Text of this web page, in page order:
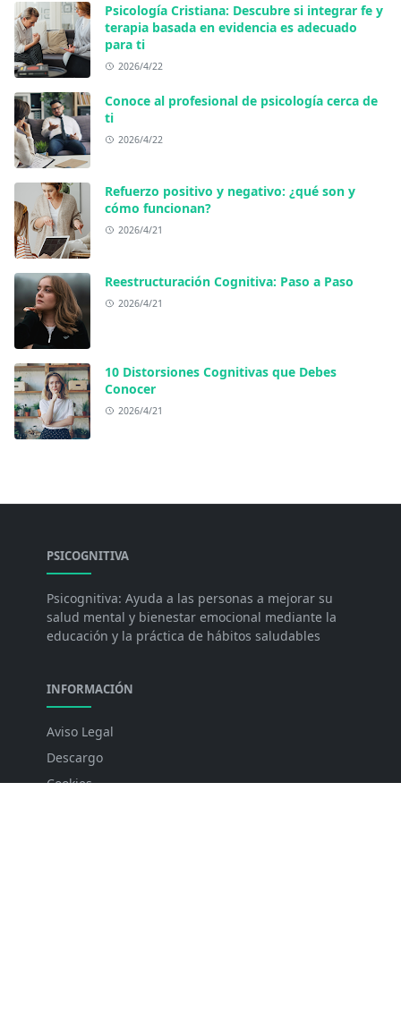
Psicología Cristiana: Descubre si integrar fe y
terapia basada en evidencia es adecuado
para ti
2026/4/22
Conoce al profesional de psicología cerca de
ti
2026/4/22
Refuerzo positivo y negativo: ¿qué son y
cómo funcionan?
2026/4/21
Reestructuración Cognitiva: Paso a Paso
2026/4/21
10 Distorsiones Cognitivas que Debes
Conocer
2026/4/21
PSICOGNITIVA
Psicognitiva: Ayuda a las personas a mejorar su
salud mental y bienestar emocional mediante la
educación y la práctica de hábitos saludables
INFORMACIÓN
Aviso Legal
Descargo
Cookies